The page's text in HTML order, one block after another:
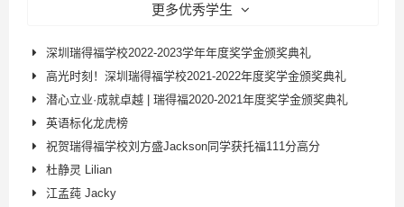
更多优秀学生
深圳瑞得福学校2022-2023学年年度奖学金颁奖典礼
高光时刻！深圳瑞得福学校2021-2022年度奖学金颁奖典礼
潜心立业·成就卓越 | 瑞得福2020-2021年度奖学金颁奖典礼
英语标化龙虎榜
祝贺瑞得福学校刘方盛Jackson同学获托福111分高分
杜静灵 Lilian
江孟莼 Jacky